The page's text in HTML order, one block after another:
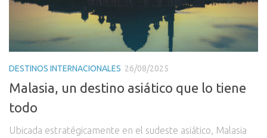
DESTINOS INTERNACIONALES 26/08/2025
Malasia, un destino asiático que lo tiene
todo
Ubicada estratégicamente en el sudeste asiático, Malasia